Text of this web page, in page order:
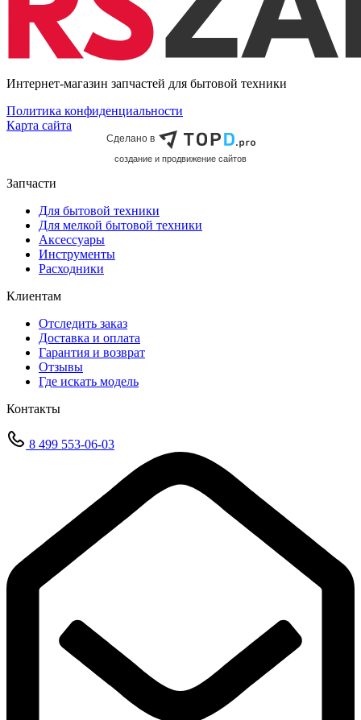
Интернет-магазин запчастей для бытовой техники
Политика конфиденциальности
Карта сайта
Сделано в
cоздание и продвижение сайтов
Запчасти
Для бытовой техники
Для мелкой бытовой техники
Аксессуары
Инструменты
Расходники
Клиентам
Отследить заказ
Доставка и оплата
Гарантия и возврат
Отзывы
Где искать модель
Контакты
8 499 553-06-03